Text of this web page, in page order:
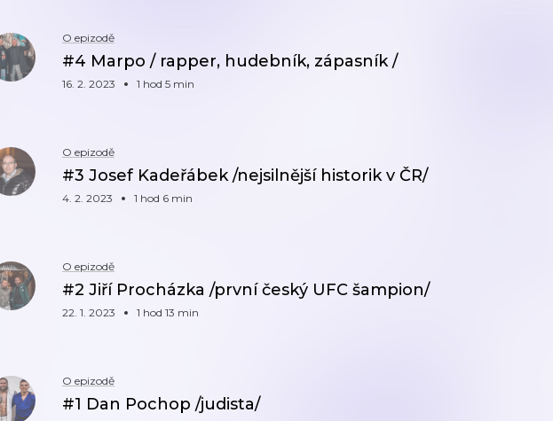
O epizodě
#4 Marpo / rapper, hudebník, zápasník /
16. 2. 2023 1 hod 5 min
O epizodě
#3 Josef Kadeřábek /nejsilnější historik v ČR/
4. 2. 2023 1 hod 6 min
O epizodě
#2 Jiří Procházka /první český UFC šampion/
22. 1. 2023 1 hod 13 min
O epizodě
#1 Dan Pochop /judista/